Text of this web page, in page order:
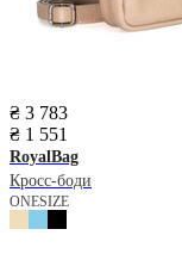
₴ 3 783
₴ 1 551
RoyalBag
Кросс-боди
ONESIZE